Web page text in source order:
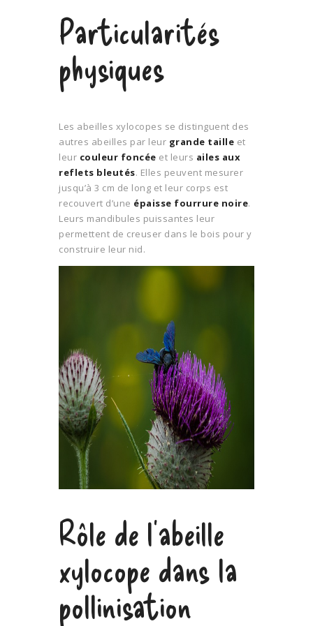
Particularités
physiques
Les abeilles xylocopes se distinguent des
autres abeilles par leur grande taille et
leur couleur foncée et leurs ailes aux
reflets bleutés. Elles peuvent mesurer
jusqu’à 3 cm de long et leur corps est
recouvert d’une épaisse fourrure noire.
Leurs mandibules puissantes leur
permettent de creuser dans le bois pour y
construire leur nid.
Rôle de l’abeille
xylocope dans la
pollinisation